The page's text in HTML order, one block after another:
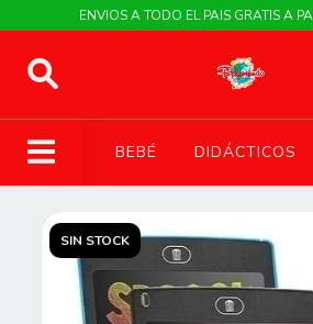
ENVIOS A TODO EL PAIS GRATIS A
BEBÉ DIDÁCTICOS
SIN STOCK